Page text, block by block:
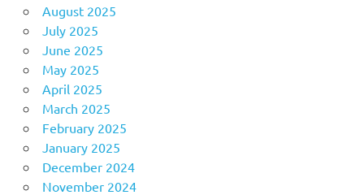
August 2025
July 2025
June 2025
May 2025
April 2025
March 2025
February 2025
January 2025
December 2024
November 2024